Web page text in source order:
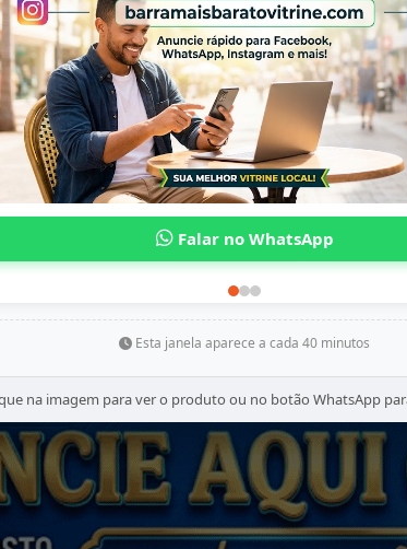
Esta janela aparece a cada 40 minutos
na imagem para ver o produto ou no botão WhatsApp
Modelo: Taça Vinhos
Frase inspiradora:
Kit com 2 peças
Design elegante para
Preços:
R$ 29,90à vista no PIX
R$ 32,60no cartão
Onde encontrar:
Loja física:
Avenida